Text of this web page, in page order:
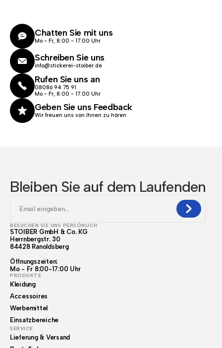
Chatten Sie mit uns
Mo - Fr, 8:00 - 17:00 Uhr
Schreiben Sie uns
info@stickerei-stoiber.de
Rufen Sie uns an
08086 94 75 91
Mo - Fr, 8:00 - 17.00 Uhr
Geben Sie uns Feedback
Wir freuen uns von Ihnen zu hören
Bleiben Sie auf dem Laufenden
BESUCHEN SIE UNS PERSÖNLICH
STOIBER GmbH & Co. KG
Herrnbergstr. 30
84428 Ranoldsberg
Öffnungszeiten:
Mo - Fr 8:00-17:00 Uhr
PRODUKTE
Kleidung
Accessoires
Werbemittel
Einsatzbereiche
SERVICE
Lieferung & Versand